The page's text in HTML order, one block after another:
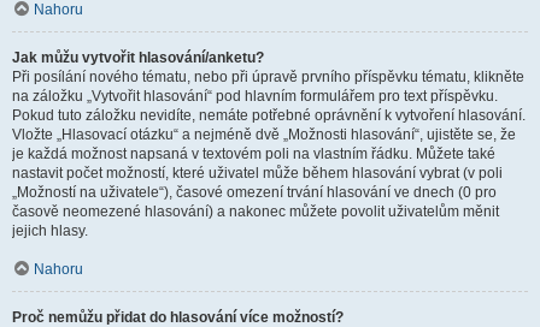
Nahoru
Jak můžu vytvořit hlasování/anketu?
Při posílání nového tématu, nebo při úpravě prvního příspěvku tématu, klikněte
na záložku „Vytvořit hlasování“ pod hlavním formulářem pro text příspěvku.
Pokud tuto záložku nevidíte, nemáte potřebné oprávnění k vytvoření hlasování.
Vložte „Hlasovací otázku“ a nejméně dvě „Možnosti hlasování“, ujistěte se, že
je každá možnost napsaná v textovém poli na vlastním řádku. Můžete také
nastavit počet možností, které uživatel může během hlasování vybrat (v poli
„Možností na uživatele“), časové omezení trvání hlasování ve dnech (0 pro
časově neomezené hlasování) a nakonec můžete povolit uživatelům měnit
jejich hlasy.
Nahoru
Proč nemůžu přidat do hlasování více možností?